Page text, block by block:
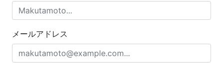
メールアドレス